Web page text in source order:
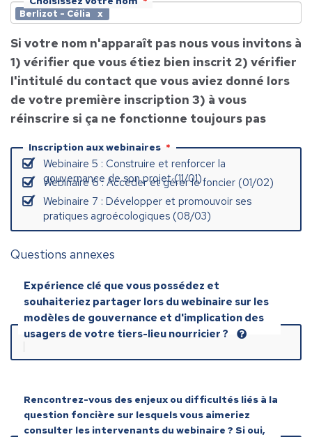
Berlizot - Célia
Si votre nom n'apparaît pas nous vous invitons à
1) vérifier que vous étiez bien inscrit 2) vérifier
l'intitulé du contact que vous aviez donné lors
de votre première inscription 3) à vous
réinscrire si ça ne fonctionne toujours pas
Inscription aux webinaires
Webinaire 5 : Construire et renforcer la
gouvernance de son projet (11/01)
Webinaire 6 : Accéder et gérer le foncier (01/02)
Webinaire 7 : Développer et promouvoir ses
pratiques agroécologiques (08/03)
Questions annexes
Expérience clé que vous possédez et
souhaiteriez partager lors du webinaire sur les
modèles de gouvernance et d'implication des
usagers de votre tiers-lieu nourricier ?
Rencontrez-vous des enjeux ou difficultés liés à la
question foncière sur lesquels vous aimeriez
consulter les intervenants du webinaire ? Si oui,